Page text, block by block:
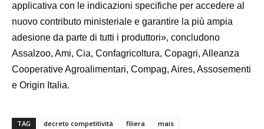
applicativa con le indicazioni specifiche per accedere al
nuovo contributo ministeriale e garantire la più ampia
adesione da parte di tutti i produttori», concludono
Assalzoo, Ami, Cia, Confagricoltura, Copagri, Alleanza
Cooperative Agroalimentari, Compag, Aires, Assosementi
e Origin Italia.
TAG decreto competitività filiera mais